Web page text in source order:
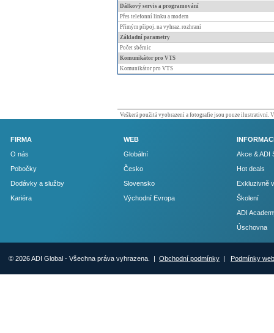
Dálkový servis a programování
Přes telefonní linku a modem
Přímým připoj. na vyhraz. rozhraní
Základní parametry
Počet sběrnic
Komunikátor pro VTS
Komunikátor pro VTS
Veškerá použitá vyobrazení a fotografie jsou pouze ilustrativní.
FIRMA
O nás
Pobočky
Dodávky a služby
Kariéra
WEB
Globální
Česko
Slovensko
Východní Evropa
Akce & ADI
Hot deals
Exkluzivně
Školení
ADI
Úschovna
© 2026 ADI Global - Všechna práva vyhrazena. | Obchodní podmínky | Podmínky